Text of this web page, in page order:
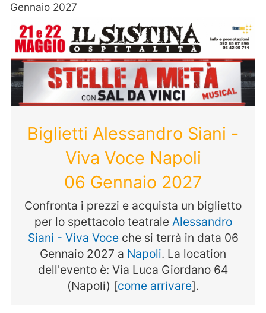
Gennaio 2027
Biglietti Alessandro Siani -
Viva Voce Napoli
06 Gennaio 2027
Confronta i prezzi e acquista un biglietto
per lo spettacolo teatrale Alessandro
Siani - Viva Voceche si terrà in data 06
Gennaio 2027 a Napoli. La location
dell'evento è: Via Luca Giordano 64
(Napoli) [come arrivare].